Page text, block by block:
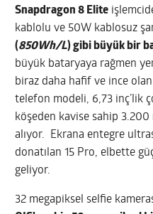
Snapdragon 8 Elite
kablolu ve 50W kablosuz
(850Wh/L) gibi büyük bir
büyük bataryaya rağmen
biraz daha hafif ve ince
telefon modeli, 6,73 inç’lik
köşeden kavise sahip 3.200
alıyor. Ekrana entegre
donatılan 15 Pro, elbette
geliyor.
32 megapiksel selfie